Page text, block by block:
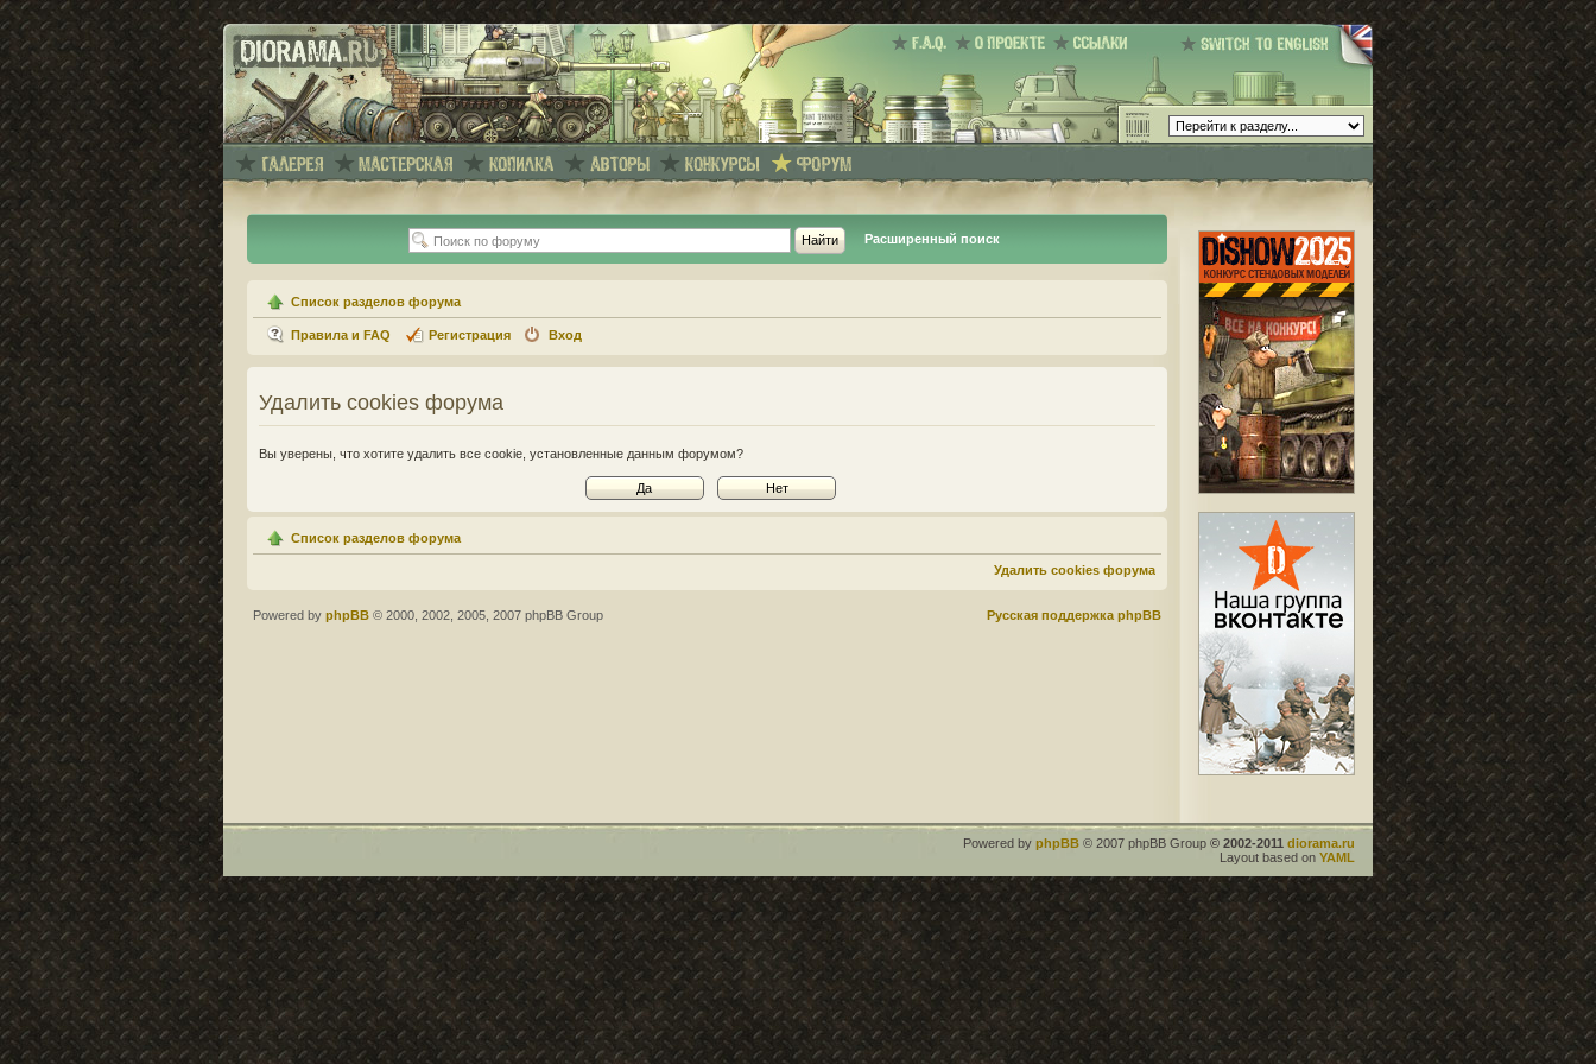
Расширенный поиск
Список разделов форума
Правила и FAQ Регистрация Вход
Удалить cookies форума
Вы уверены, что хотите удалить все cookie, установленные данным форумом?
Список разделов форума
Удалить cookies форума
Powered by phpBB © 2000, 2002, 2005, 2007 phpBB Group Русская поддержка phpBB
Powered by phpBB © 2007 phpBB Group © 2002-2011 diorama.ru
Layout based on YAML